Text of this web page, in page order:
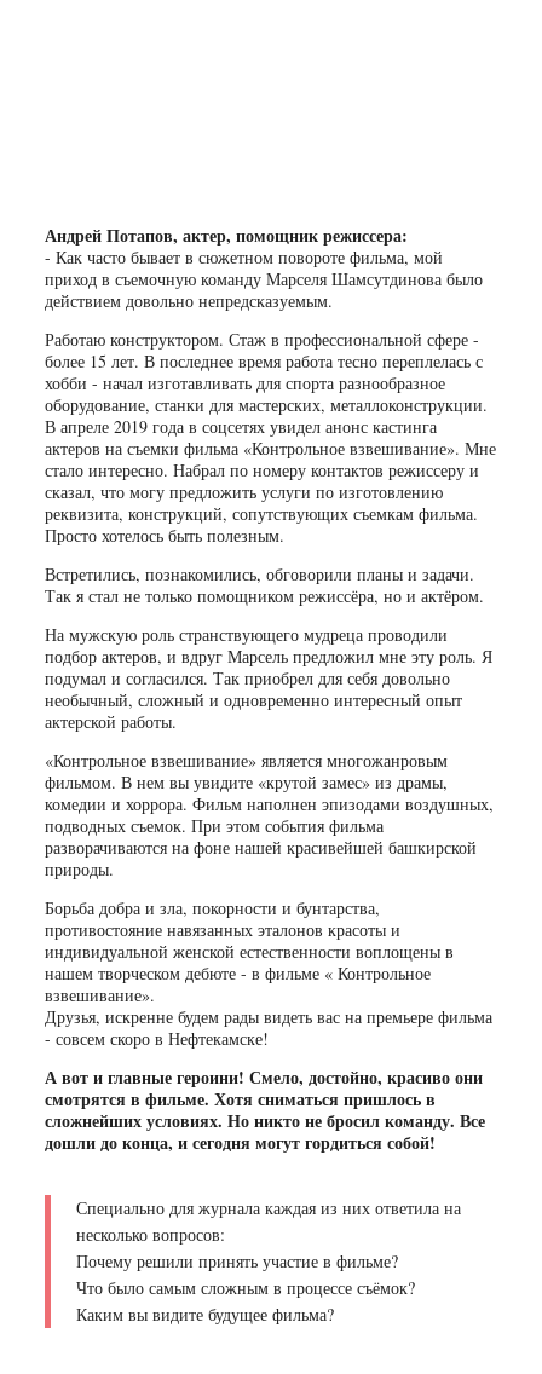
Андрей Потапов, актер, помощник режиссера:
- Как часто бывает в сюжетном повороте фильма, мой
приход в съемочную команду Марселя Шамсутдинова было
действием довольно непредсказуемым.
Работаю конструктором. Стаж в профессиональной сфере -
более 15 лет. В последнее время работа тесно переплелась с
хобби - начал изготавливать для спорта разнообразное
оборудование, станки для мастерских, металлоконструкции.
В апреле 2019 года в соцсетях увидел анонс кастинга
актеров на съемки фильма «Контрольное взвешивание». Мне
стало интересно. Набрал по номеру контактов режиссеру и
сказал, что могу предложить услуги по изготовлению
реквизита, конструкций, сопутствующих съемкам фильма.
Просто хотелось быть полезным.
Встретились, познакомились, обговорили планы и задачи.
Так я стал не только помощником режиссёра, но и актёром.
На мужскую роль странствующего мудреца проводили
подбор актеров, и вдруг Марсель предложил мне эту роль. Я
подумал и согласился. Так приобрел для себя довольно
необычный, сложный и одновременно интересный опыт
актерской работы.
«Контрольное взвешивание» является многожанровым
фильмом. В нем вы увидите «крутой замес» из драмы,
комедии и хоррора. Фильм наполнен эпизодами воздушных,
подводных съемок. При этом события фильма
разворачиваются на фоне нашей красивейшей башкирской
природы.
Борьба добра и зла, покорности и бунтарства,
противостояние навязанных эталонов красоты и
индивидуальной женской естественности воплощены в
нашем творческом дебюте - в фильме « Контрольное
взвешивание».
Друзья, искренне будем рады видеть вас на премьере фильма
- совсем скоро в Нефтекамске!
А вот и главные героини! Смело, достойно, красиво они
смотрятся в фильме. Хотя сниматься пришлось в
сложнейших условиях. Но никто не бросил команду. Все
дошли до конца, и сегодня могут гордиться собой!
Специально для журнала каждая из них ответила на
несколько вопросов:
Почему решили принять участие в фильме?
Что было самым сложным в процессе съёмок?
Каким вы видите будущее фильма?